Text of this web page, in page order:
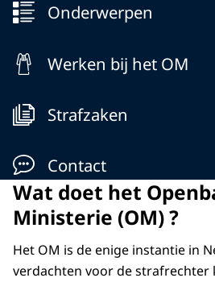
Onderwerpen
Werken bij het OM
Strafzaken
Contact
Wat doet het
Ministerie (OM) ?
Het OM is de enige instantie in
verdachten voor de strafrechter